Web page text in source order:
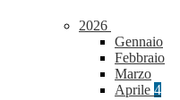
2026
Gennaio
Febbraio
Marzo
Aprile 4